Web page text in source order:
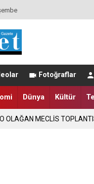
Fotoğraflar
Dünya Kültür
OLAĞAN MECLİS